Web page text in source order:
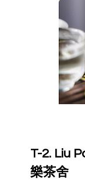
T-2. Liu
樂茶舍